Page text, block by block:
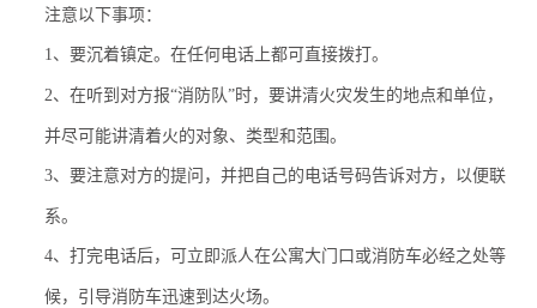
注意以下事项：
1、要沉着镇定。在任何电话上都可直接拨打。
2、在听到对方报“消防队”时，要讲清火灾发生的地点和单位，
并尽可能讲清着火的对象、类型和范围。
3、要注意对方的提问，并把自己的电话号码告诉对方，以便联
系。
4、打完电话后，可立即派人在公寓大门口或消防车必经之处等
候，引导消防车迅速到达火场。